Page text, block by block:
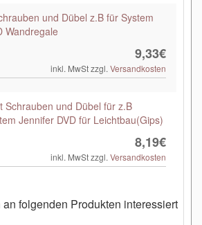
und Dübel z.B für System
Wandregale
9,33€
inkl. MwSt zzgl.Versandkosten
Schrauben und Dübel für z.B
Jennifer DVD für Leichtbau(Gips)
8,19€
inkl. MwSt zzgl.Versandkosten
folgenden Produkten interessiert